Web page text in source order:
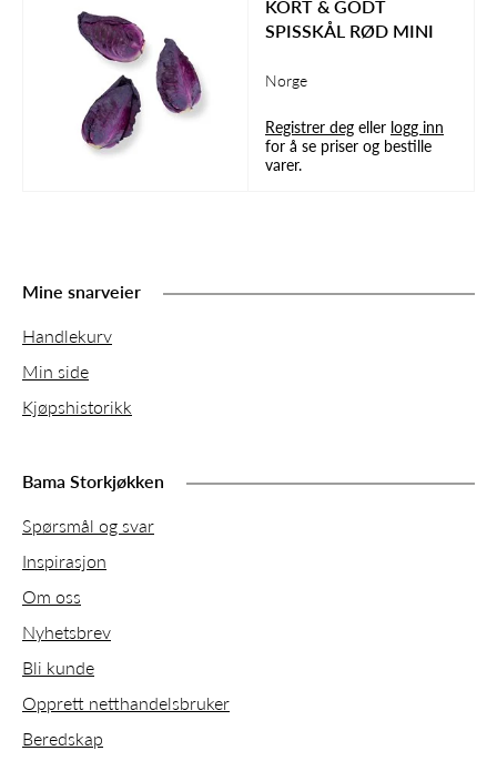
KORT & GODT
SPISSKÅL RØD MINI
Norge
Registrer deg eller logg inn
for å se priser og bestille
varer.
Mine snarveier
Handlekurv
Min side
Kjøpshistorikk
Bama Storkjøkken
Spørsmål og svar
Inspirasjon
Om oss
Nyhetsbrev
Bli kunde
Opprett netthandelsbruker
Beredskap